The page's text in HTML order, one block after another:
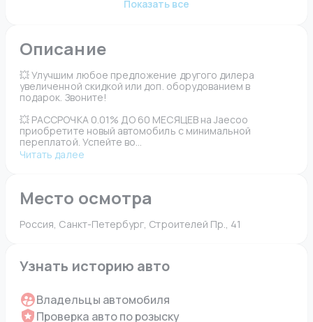
Показать все
Описание
💥 Улучшим любое предложение другого дилера
увеличенной скидкой или доп. оборудованием в
подарок. Звоните!
💥 РАССРОЧКА 0.01% ДО 60 МЕСЯЦЕВ на Jaecoo
приобретите новый автомобиль с минимальной
переплатой. Успейте во...
Читать далее
Место осмотра
Россия, Санкт-Петербург, Строителей Пр., 41
Узнать историю авто
Владельцы автомобиля
Проверка авто по розыску